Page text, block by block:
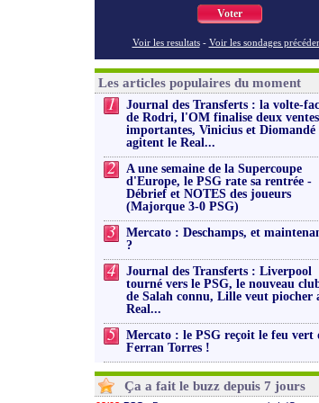
Voter
Voir les resultats - Voir les sondages
Les articles populaires du moment
1
Journal des Transferts : la volte-
de Rodri, l'OM finalise deux ventes
importantes, Vinicius et Diomandé
agitent le Real...
2
A une semaine de la Supercoupe
d'Europe, le PSG rate sa rentrée -
Débrief et NOTES des joueurs
(Majorque 3-0 PSG)
3
Mercato : Deschamps, et
?
4
Journal des Transferts : Liverpool
tourné vers le PSG, le nouveau
de Salah connu, Lille veut piocher
Real...
5
Mercato : le PSG reçoit le feu vert
Ferran Torres !
Ça a fait le buzz depuis 7 jours